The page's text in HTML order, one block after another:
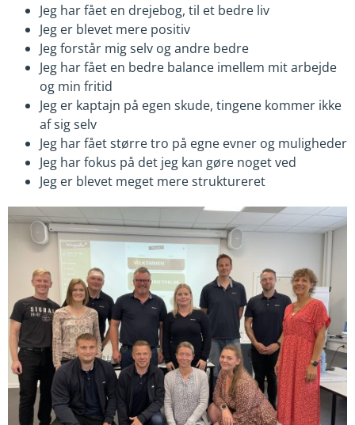
Jeg har fået en drejebog, til et bedre liv
Jeg er blevet mere positiv
Jeg forstår mig selv og andre bedre
Jeg har fået en bedre balance imellem mit arbejde
og min fritid
Jeg er kaptajn på egen skude, tingene kommer ikke
af sig selv
Jeg har fået større tro på egne evner og muligheder
Jeg har fokus på det jeg kan gøre noget ved
Jeg er blevet meget mere struktureret